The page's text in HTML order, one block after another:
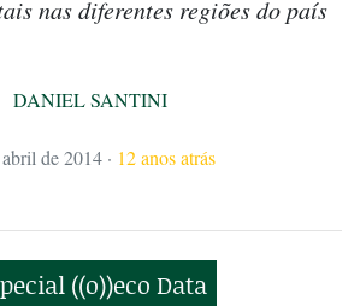
nas diferentes regiões do país
DANIEL SANTINI
de 2014 · 12 anos atrás
((o))eco Data